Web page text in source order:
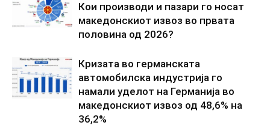
Кои производи и пазари го носат
македонскиот извоз во првата
половина од 2026?
Кризата во германската
автомобилска индустрија го
намали уделот на Германија во
македонскиот извоз од 48,6% на
36,2%